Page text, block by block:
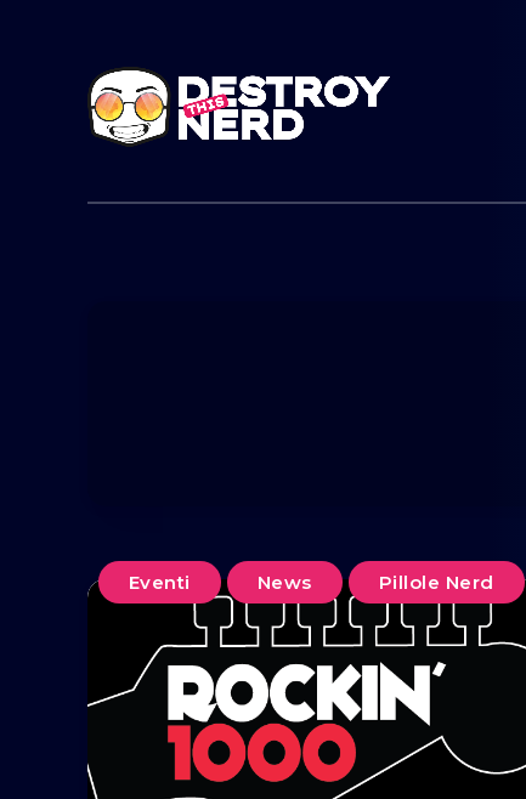
Eventi News Pillole Nerd